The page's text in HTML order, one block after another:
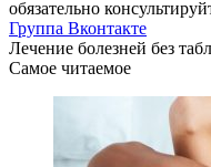
обязательно
Группа Вконтакте
Лечение болезней без
Самое читаемое